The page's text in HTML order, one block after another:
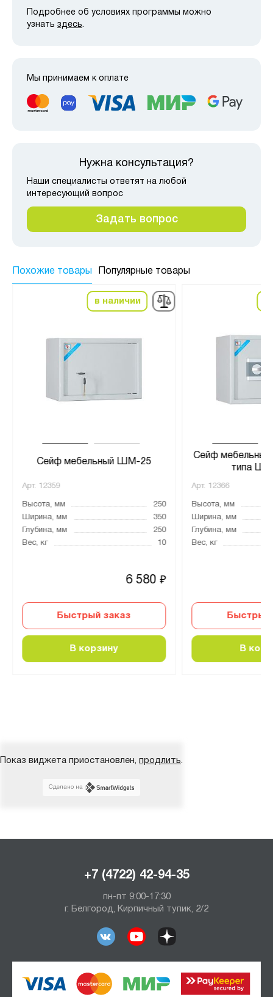
Подробнее об условиях программы можно
узнать здесь.
Мы принимаем к оплате
Нужна консультация?
Наши специалисты ответят на любой
интересующий вопрос
Задать вопрос
Похожие товары Популярные товары
в наличии
Сейф мебельный ШМ-25
Арт. 12359
Высота, мм
250
Ширина, мм
350
Глубина, мм
250
Вес, кг
10
6 580₽
Быстрый заказ
В корзину
Сейф мебельный
типа
Арт. 12366
Высота, мм
Ширина, мм
Глубина, мм
Вес, кг
Быстрый
В
Показ виджета приостановлен, продлить.
Сделано на
+7 (4722) 42-94-35
пн-пт 9:00-17:30
г. Белгород, Кирпичный тупик, 2/2